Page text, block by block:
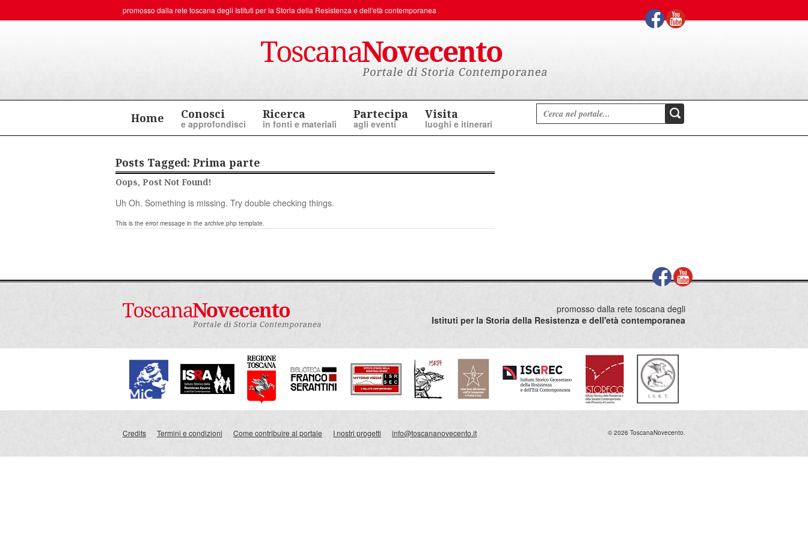
promosso dalla rete toscana degli Istituti per la Storia della Resistenza e dell'età contemporanea
Home Conosci
e approfondisci
Ricerca
in fonti e materiali
Partecipa
agli eventi
Visita
luoghi e itinerari
Posts Tagged: Prima parte
Oops, Post Not Found!
Uh Oh. Something is missing. Try double checking things.
This is the error message in the archive.php template.
promosso dalla rete toscana degli
Istituti per la Storia della Resistenza e dell'età contemporanea
Credits Termini e condizioni Come contribuire al portale I nostri progetti info@toscananovecento.it © 2026 ToscanaNovecento.